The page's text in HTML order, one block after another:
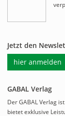
Jetzt den
hier anmelden
GABAL Verlag
Der GABAL Verlag
bietet exklusive